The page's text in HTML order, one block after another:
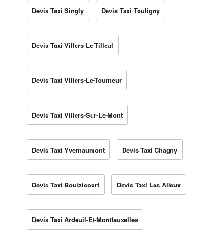
Devis Taxi Singly Devis Taxi Touligny
Devis Taxi Villers-Le-Tilleul
Devis Taxi Villers-Le-Tourneur
Devis Taxi Villers-Sur-Le-Mont
Devis Taxi Yvernaumont Devis Taxi Chagny
Devis Taxi Boulzicourt Devis Taxi Les Alleux
Devis Taxi Ardeuil-Et-Montfauxelles